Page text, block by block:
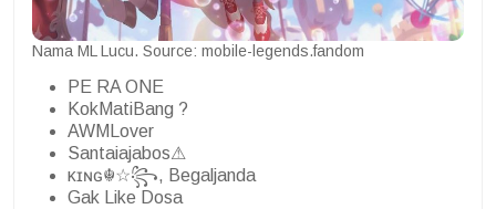
Nama ML Lucu. Source: mobile-legends.fandom
PE RA ONE
KokMatiBang ?
AWMLover
Santaiajabos⚠
κɪɴɢ☬☆꧂, Begaljanda
Gak Like Dosa